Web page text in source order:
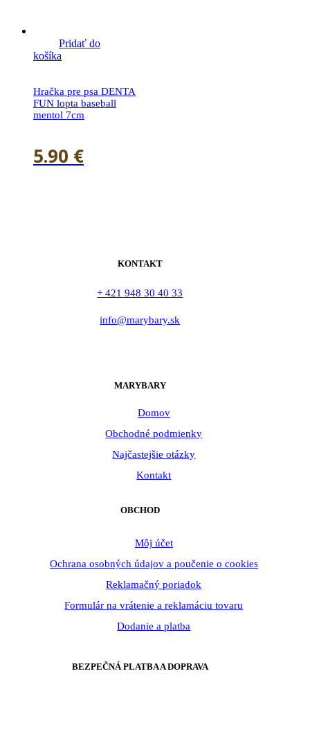
Pridať do
košíka
Hračka pre psa DENTA
FUN lopta baseball
mentol 7cm
5.90 €
KONTAKT
+ 421 948 30 40 33
info@marybary.sk
MARYBARY
Domov
Obchodné podmienky
Najčastejšie otázky
Kontakt
OBCHOD
Môj účet
Ochrana osobných údajov a poučenie o cookies
Reklamačný poriadok
Formulár na vrátenie a reklamáciu tovaru
Dodanie a platba
BEZPEČNÁ PLATBA A DOPRAVA